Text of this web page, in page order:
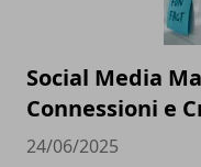
Social Media
Connessioni e
24/06/2025